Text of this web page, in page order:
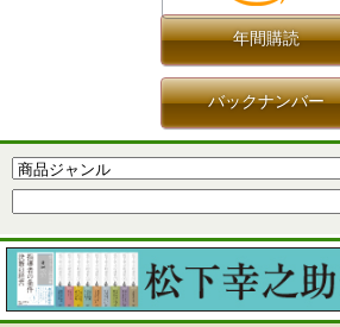
年間購読
バックナンバー